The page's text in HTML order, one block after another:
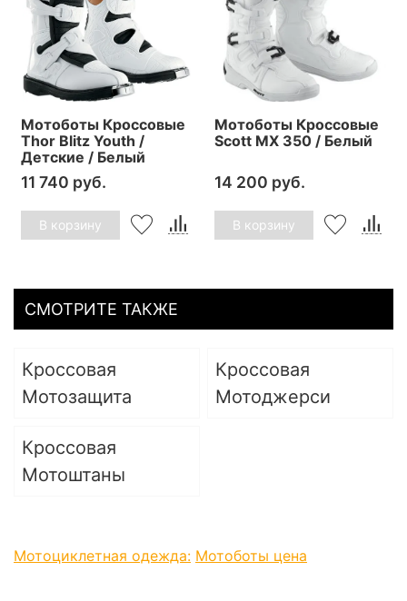
Мотоботы Кроссовые
Thor Blitz Youth /
Детские / Белый
11 740 руб.
В корзину
Мотоботы Кроссовые
Scott MX 350 / Белый
14 200 руб.
В корзину
СМОТРИТЕ ТАКЖЕ
Кроссовая
Мотозащита
Кроссовая
Мотоджерси
Кроссовая
Мотоштаны
Мотоциклетная одежда: Мотоботы цена